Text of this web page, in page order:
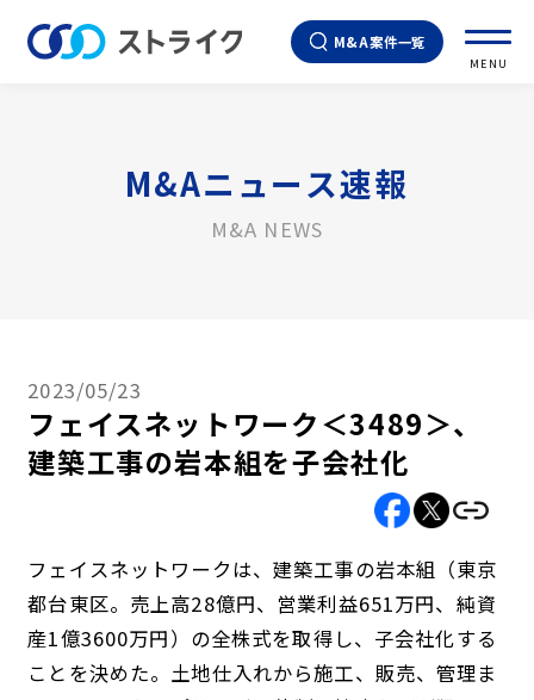
M&A案件一覧
MENU
M&Aニュース速報
M&A NEWS
2023/05/23
フェイスネットワーク＜3489＞、
建築工事の岩本組を子会社化
フェイスネットワークは、建築工事の岩本組（東京
都台東区。売上高28億円、営業利益651万円、純資
産1億3600万円）の全株式を取得し、子会社化する
ことを決めた。土地仕入れから施工、販売、管理ま